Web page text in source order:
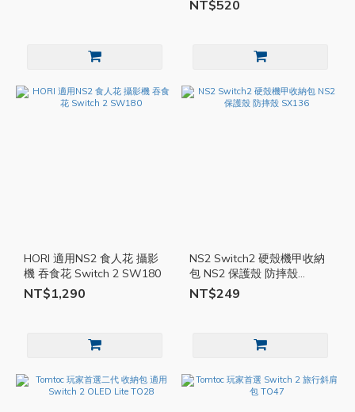
NT$520
HORI 適用NS2 食人花 攝影
機 吞食花 Switch 2 SW180
NT$1,290
NS2 Switch2 硬殼機甲收納
包 NS2 保護殼 防摔殼
SX136
NT$249